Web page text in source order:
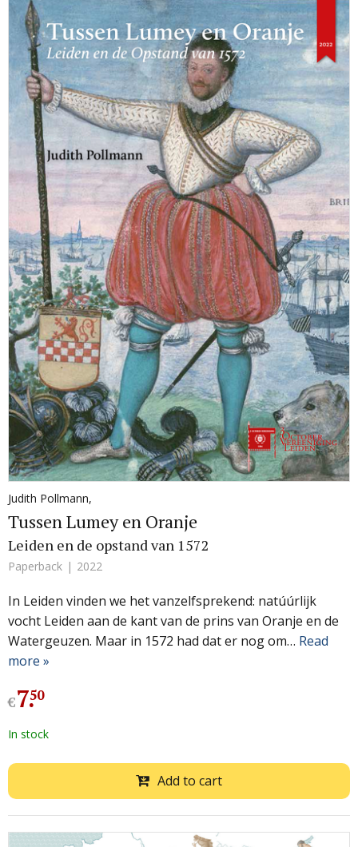
Judith Pollmann,
Tussen Lumey en Oranje
Leiden en de opstand van 1572
Paperback 2022
In Leiden vinden we het vanzelfsprekend: natúúrlijk
vocht Leiden aan de kant van de prins van Oranje en de
Watergeuzen. Maar in 1572 had dat er nog om… Read
more »
€7.
50
In stock
Add to cart